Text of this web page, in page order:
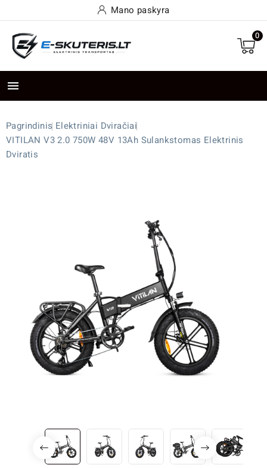
Mano paskyra
0

Pagrindinis Elektriniai Dviračiai
VITILAN V3 2.0 750W 48V 13Ah Sulankstomas Elektrinis
Dviratis